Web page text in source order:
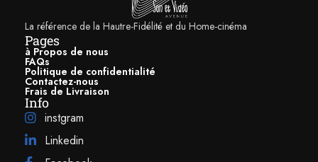
La référence de la Hautre-Fidélité et du Home-cinéma
Pages
à Propos de nous
FAQs
Politique de confidentialité
Contactez-nous
Frais de Livraison
Info
instgram
Linkedin